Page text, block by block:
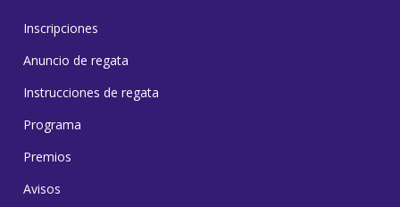
Inscripciones
Anuncio de regata
Instrucciones de regata
Programa
Premios
Avisos